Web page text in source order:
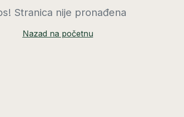
Stranica nije pronađena
Nazad na početnu